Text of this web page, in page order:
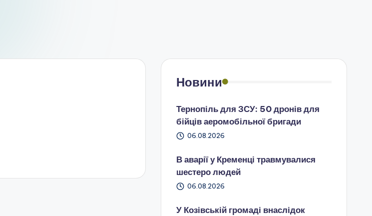
Новини
Тернопіль для ЗСУ: 50 дронів для
бійців аеромобільної бригади
06.08.2026
В аварії у Кременці травмувалися
шестеро людей
06.08.2026
У Козівській громаді внаслідок